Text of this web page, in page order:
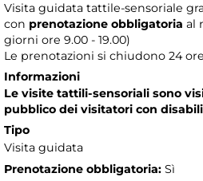
Visita guidata tattile-sensoriale
con prenotazione obbligatoria al
giorni ore 9.00 - 19.00)
Le prenotazioni si chiudono 24
Informazioni
Le visite tattili-sensoriali sono
pubblico dei visitatori con
Tipo
Visita guidata
Prenotazione obbligatoria: Sì